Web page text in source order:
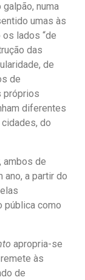
numa
umas às
lados “de
das
de
de
próprios
diferentes
do
ambos de
ano, a partir do
pública como
apropria-se
às
de